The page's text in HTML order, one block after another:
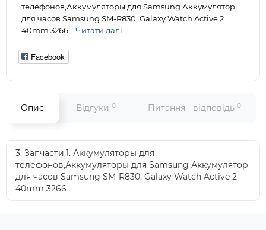
телефонов,Аккумуляторы для Samsung Аккумулятор
для часов Samsung SM-R830, Galaxy Watch Active 2
40mm 3266... Читати далі...
Facebook
Опис Відгуки 0 Питання - відповідь 0
3. Запчасти,1. Аккумуляторы для
телефонов,Аккумуляторы для Samsung Аккумулятор
для часов Samsung SM-R830, Galaxy Watch Active 2
40mm 3266